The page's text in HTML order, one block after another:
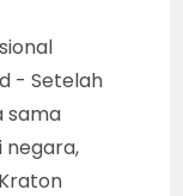
- Setelah
sama
negara,